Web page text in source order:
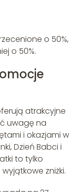
o 50%,
o 50%.
atrakcyjne
uwagę na
i okazjami w
Dzień Babci i
to tylko
zniżki.